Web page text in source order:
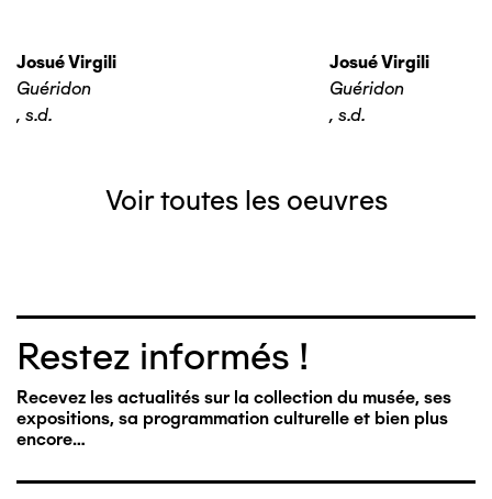
Josué Virgili
Guéridon
, s.d.
Josué Virgili
Guéridon
, s.d.
Voir toutes les oeuvres
Restez informés !
Recevez les actualités sur la collection du musée, ses
expositions, sa programmation culturelle et bien plus
encore…